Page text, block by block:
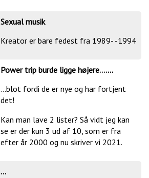
Sexual musik
Kreator er bare fedest fra 1989- -1994
Power trip burde ligge højere.......
...blot fordi de er nye og har fortjent
det!
Kan man lave 2 lister? Så vidt jeg kan
se er der kun 3 ud af 10, som er fra
efter år 2000 og nu skriver vi 2021.
...